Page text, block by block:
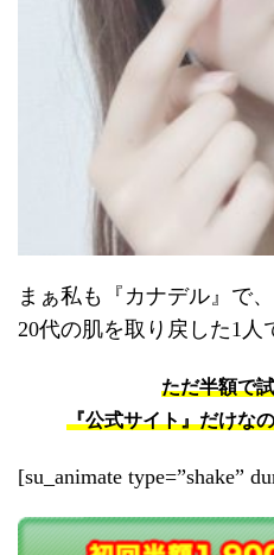
まぁ私も『カナデル』で、
20代の肌を取り戻した1人
ただ半額で
『公式サイト』だけな
[su_animate type=”shake”